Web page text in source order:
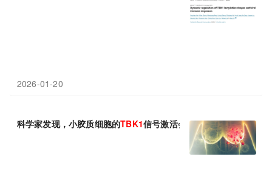
2026-01-20
科学家发现，小胶质细胞的TBK1信号激活会吸引乳腺癌入脑